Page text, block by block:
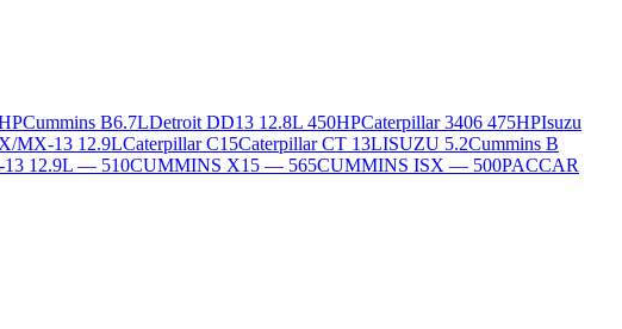
Cummins B6.7LDetroit DD13 12.8L 450HPCaterpillar 3406 475HPIsuzu
MX-13 12.9LCaterpillar C15Caterpillar CT 13LISUZU 5.2Cummins B
12.9L — 510CUMMINS X15 — 565CUMMINS ISX — 500PACCAR